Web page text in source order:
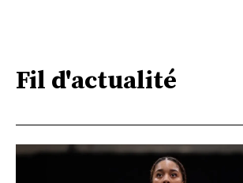
Fil d'actualité